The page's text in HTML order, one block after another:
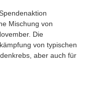
Mischung von
Die
von typischen
aber auch für